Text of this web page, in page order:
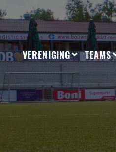
VERENIGING TEAMS